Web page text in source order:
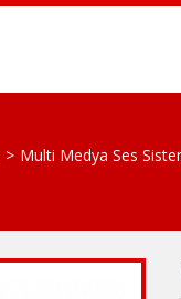
Multi Medya Ses